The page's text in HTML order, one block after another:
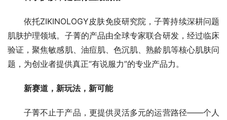
依托ZIKINOLOGY皮肤免疫研究院，子菁持续深耕问题
肌肤护理领域。子菁的产品由全球专家联合研发，经过临床
验证，聚焦敏感肌、油痘肌、色沉肌、熟龄肌等核心肌肤问
题，为创业者提供真正“有说服力”的专业产品力。
新赛道，新玩法，新可能
子菁不止于产品，更提供灵活多元的运营路径——个人